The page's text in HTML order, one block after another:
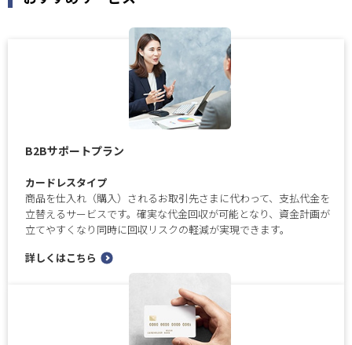
B2Bサポートプラン
カードレスタイプ
商品を仕入れ（購入）されるお取引先さまに代わって、支払代金を
立替えるサービスです。確実な代金回収が可能となり、資金計画が
立てやすくなり同時に回収リスクの軽減が実現できます。
詳しくはこちら